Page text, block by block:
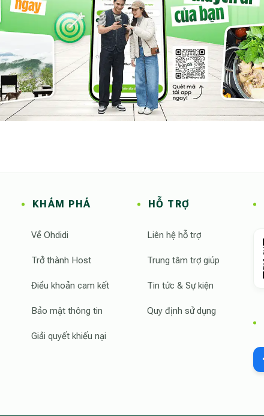
KHÁM PHÁ
Về Ohdidi
Trở thành Host
Điều khoản cam kết
Bảo mật thông tin
Giải quyết khiếu nại
HỖ TRỢ
Liên hệ hỗ trợ
Trung tâm trợ giúp
Tin tức & Sự kiện
Quy định sử dụng